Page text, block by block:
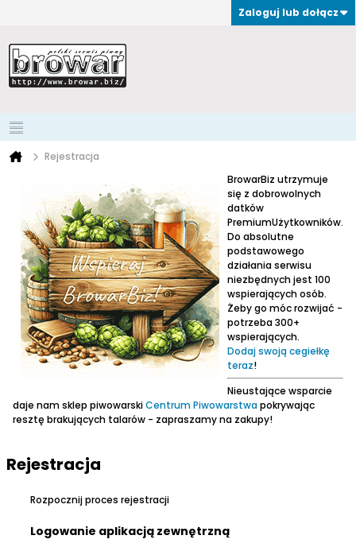
Zaloguj lub dołącz
Rejestracja
BrowarBiz utrzymuje
się z dobrowolnych
datków
PremiumUżytkowników.
Do absolutne
podstawowego
działania serwisu
niezbędnych jest 100
wspierających osób.
Żeby go móc rozwijać -
potrzeba 300+
wspierających.
Dodaj swoją cegiełkę
teraz!
Nieustające wsparcie
daje nam sklep piwowarskiCentrum Piwowarstwapokrywając
resztę brakujących talarów - zapraszamy na zakupy!
Rejestracja
Rozpocznij proces rejestracji
Logowanie aplikacją zewnętrzną